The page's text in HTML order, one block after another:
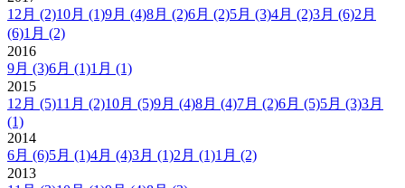
12月 (2)10月 (1)9月 (4)8月 (2)6月 (2)5月 (3)4月 (2)3月 (6)2月
(6)1月 (2)
2016
9月 (3)6月 (1)1月 (1)
2015
12月 (5)11月 (2)10月 (5)9月 (4)8月 (4)7月 (2)6月 (5)5月 (3)3月
(1)
2014
6月 (6)5月 (1)4月 (4)3月 (1)2月 (1)1月 (2)
2013